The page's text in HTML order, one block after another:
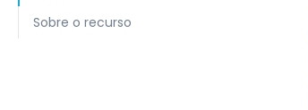
Sobre o recurso